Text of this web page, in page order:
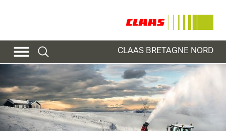
CLAAS BRETAGNE NORD